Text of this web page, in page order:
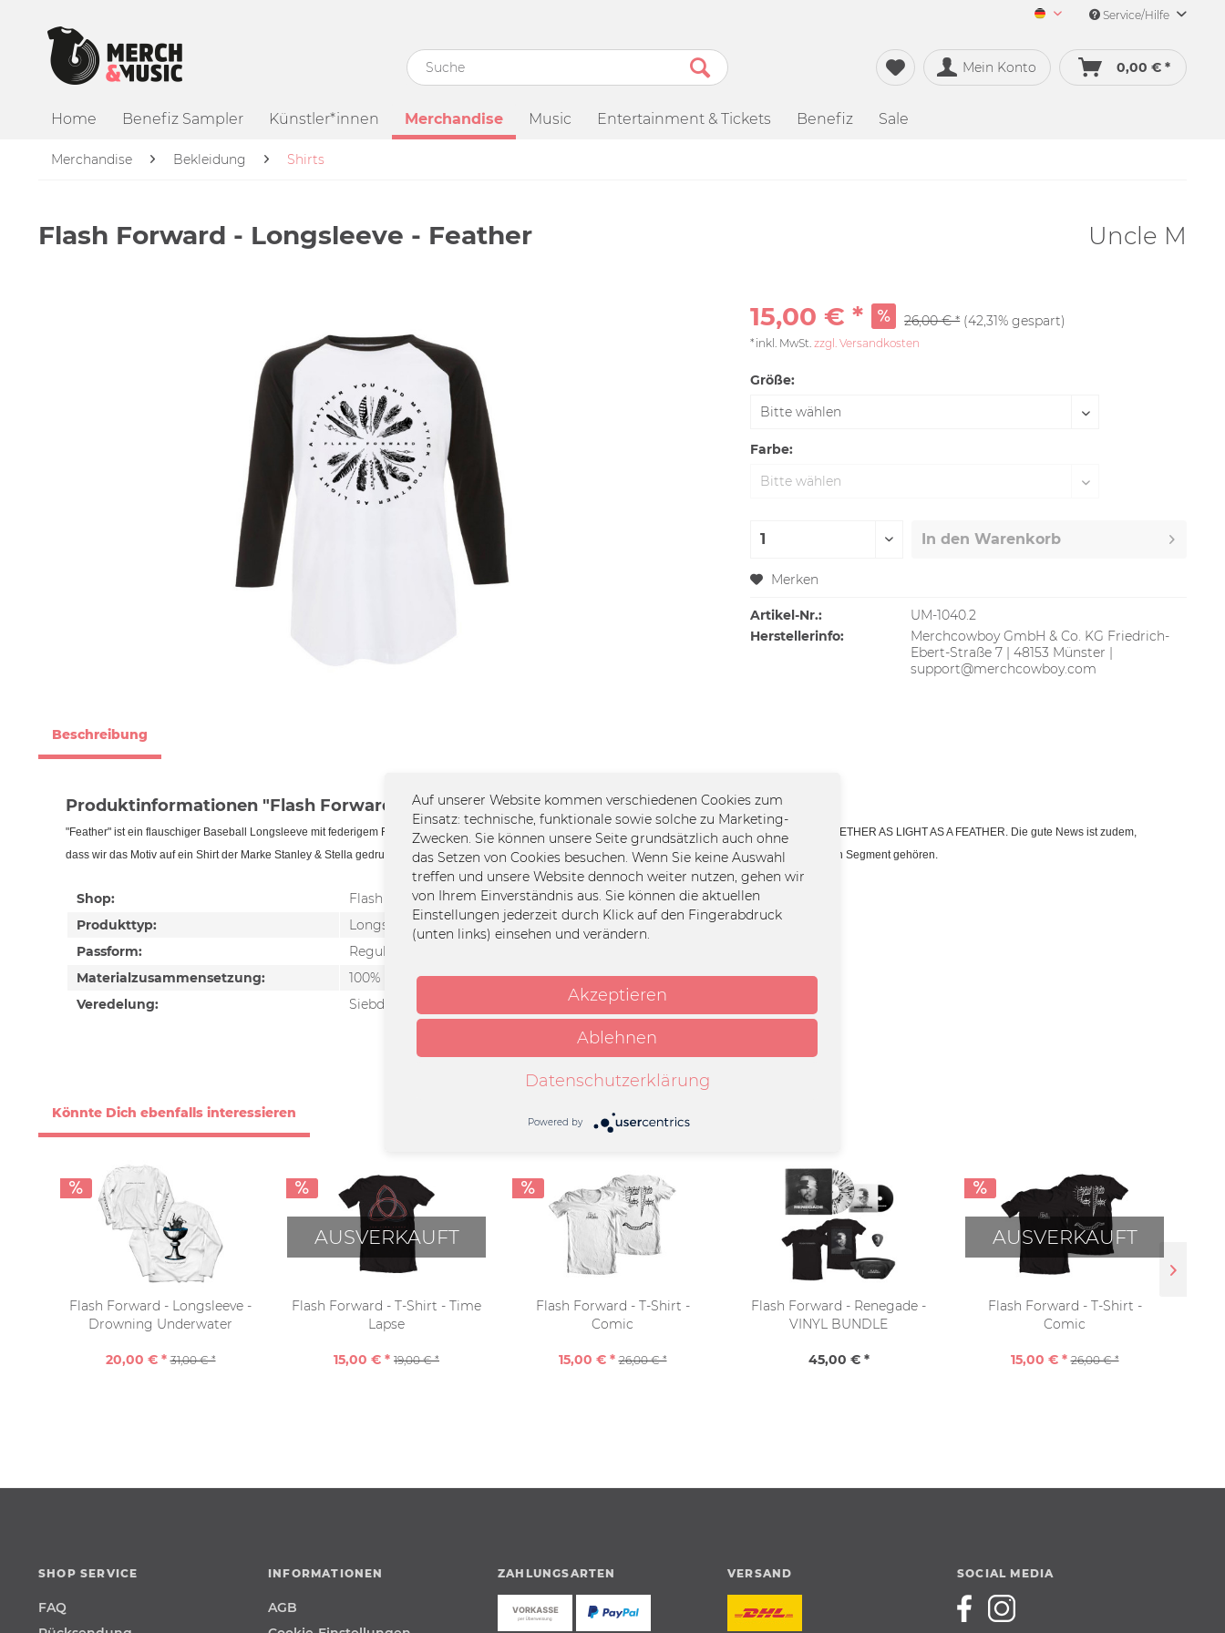
Merch&Music Deutsch
Service/Hilfe
Mein Konto 0,00 € *
Home Benefiz Sampler Künstler*innen Merchandise Music Entertainment & Tickets Benefiz Sale
Merchandise Bekleidung Shirts
Flash Forward - Longsleeve - Feather Uncle M
15,00 € * 26,00 € * (42,31% gespart)
*inkl. MwSt.zzgl. Versandkosten
Größe:
Farbe:
In den Warenkorb
Merken
Artikel-Nr.:
UM-1040.2
Herstellerinfo:
Merchcowboy GmbH & Co. KG Friedrich-
Ebert-Straße 7 | 48153 Münster |
support@merchcowboy.com
Beschreibung
Produktinformationen "Flash Forward - Longsleeve - Feather"
"Feather" ist ein flauschiger Baseball Longsleeve mit federigem Frontprint. Das Zitat stammt aus dem Song „Dancing In The Dark“. YOU AND ME STICK TOGETHER AS LIGHT AS A FEATHER. Die gute News ist zudem,
dass wir das Motiv auf ein Shirt der Marke Stanley & Stella gedruckt haben, die zu den qualitativ hochwertigsten und nachhaltigsten Anbietern im Fair Fashion Segment gehören.
Shop:
Flash Forward
Produkttyp:
Longsleeve
Passform:
Regular Fit
Materialzusammensetzung:
100% Baumwolle in Bio-Qualität
Veredelung:
Siebdruck
Könnte Dich ebenfalls interessieren
Flash Forward - Longsleeve -
Drowning Underwater
20,00 € * 31,00 € *
AUSVERKAUFT
Flash Forward - T-Shirt - Time
Lapse
15,00 € * 19,00 € *
Flash Forward - T-Shirt -
Comic
15,00 € * 26,00 € *
Flash Forward - Renegade -
VINYL BUNDLE
45,00 € *
AUSVERKAUFT
Flash Forward - T-Shirt -
Comic
15,00 € * 26,00 € *
SHOP SERVICE
FAQ
INFORMATIONEN
AGB
ZAHLUNGSARTEN VERSAND SOCIAL MEDIA
Auf unserer Website kommen verschiedenen Cookies zum
Einsatz: technische, funktionale sowie solche zu Marketing-
Zwecken. Sie können unsere Seite grundsätzlich auch ohne
das Setzen von Cookies besuchen. Wenn Sie keine Auswahl
treffen und unsere Website dennoch weiter nutzen, gehen wir
von Ihrem Einverständnis aus. Sie können die aktuellen
Einstellungen jederzeit durch Klick auf den Fingerabdruck
(unten links) einsehen und verändern.
Akzeptieren
Ablehnen
Datenschutzerklärung
Powered by